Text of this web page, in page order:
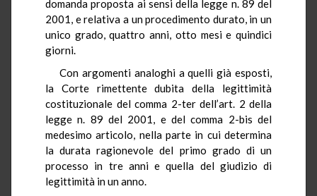
domanda proposta ai sensi della legge n. 89 del
2001, e relativa a un procedimento durato, in un
unico grado, quattro anni, otto mesi e quindici
giorni.
Con argomenti analoghi a quelli già esposti,
la Corte rimettente dubita della legittimità
costituzionale del comma 2-ter dell’art. 2 della
legge n. 89 del 2001, e del comma 2-bis del
medesimo articolo, nella parte in cui determina
la durata ragionevole del primo grado di un
processo in tre anni e quella del giudizio di
legittimità in un anno.